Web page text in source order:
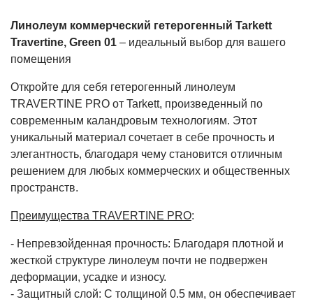
Линолеум коммерческий гетерогенный Tarkett
Travertine, Green 01 – идеальный выбор для вашего
помещения
Откройте для себя гетерогенный линолеум
TRAVERTINE PRO от Tarkett, произведенный по
современным каландровым технологиям. Этот
уникальный материал сочетает в себе прочность и
элегантность, благодаря чему становится отличным
решением для любых коммерческих и общественных
пространств.
Преимущества TRAVERTINE PRO:
- Непревзойденная прочность: Благодаря плотной и
жесткой структуре линолеум почти не подвержен
деформации, усадке и износу.
- Защитный слой: С толщиной 0.5 мм, он обеспечивает